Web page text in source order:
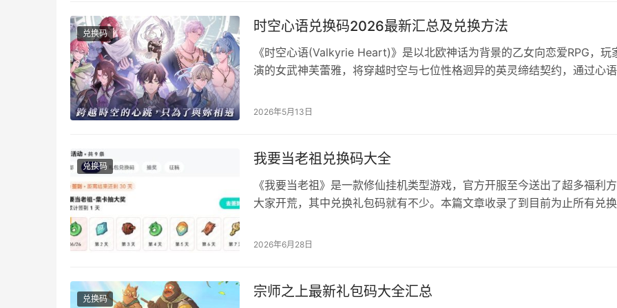
兑换码 时空心语兑换码2026最新汇总及兑换方法
《时空心语(Valkyrie Heart)》是以北欧神话为背景的乙女向恋爱RPG，玩
演的女武神芙蕾雅，将穿越时空与七位性格迥异的英灵缔结契约，通过心语
新汇总及兑换方法，助力大家畅玩游戏！ 最新兑换码大全 ERIKHBD：钻石
2026年5月13日
兑换码 我要当老祖兑换码大全
《我要当老祖》是一款修仙挂机类型游戏，官方开服至今送出了超多福利
大家开荒，其中兑换礼包码就有不少。本篇文章收录了到目前为止所有兑换
laozu666 laozu888 TapTap666 恭迎老祖出关 恭迎老祖驾到 SVIPlaozu
2026年6月28日
兑换码 宗师之上最新礼包码大全汇总